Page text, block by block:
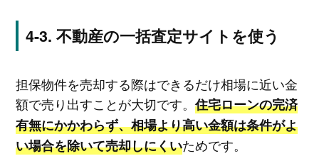
不動産の一括査定サイトを使う
担保物件を売却する際はできるだけ相場に近い金
額で売り出すことが大切です。住宅ローンの完済
有無にかかわらず、相場より高い金額は条件がよ
い場合を除いて売却しにくいためです。